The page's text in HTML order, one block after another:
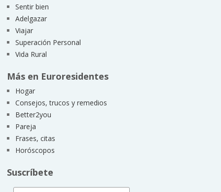
Sentir bien
Adelgazar
Viajar
Superación Personal
Vida Rural
Más en Euroresidentes
Hogar
Consejos, trucos y remedios
Better2you
Pareja
Frases, citas
Horóscopos
Suscríbete